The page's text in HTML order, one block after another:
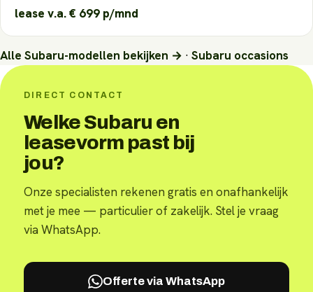
lease v.a.€ 699 p/mnd
Alle Subaru-modellen bekijken → · Subaru occasions
DIRECT CONTACT
Welke Subaru en
leasevorm past bij
jou?
Onze specialisten rekenen gratis en onafhankelijk
met je mee — particulier of zakelijk. Stel je vraag
via WhatsApp.
Offerte via WhatsApp